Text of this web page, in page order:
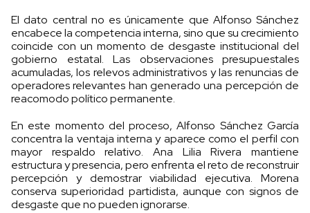
El dato central no es únicamente que Alfonso Sánchez
encabece la competencia interna, sino que su crecimiento
coincide con un momento de desgaste institucional del
gobierno estatal. Las observaciones presupuestales
acumuladas, los relevos administrativos y las renuncias de
operadores relevantes han generado una percepción de
reacomodo político permanente.
En este momento del proceso, Alfonso Sánchez García
concentra la ventaja interna y aparece como el perfil con
mayor respaldo relativo. Ana Lilia Rivera mantiene
estructura y presencia, pero enfrenta el reto de reconstruir
percepción y demostrar viabilidad ejecutiva. Morena
conserva superioridad partidista, aunque con signos de
desgaste que no pueden ignorarse.